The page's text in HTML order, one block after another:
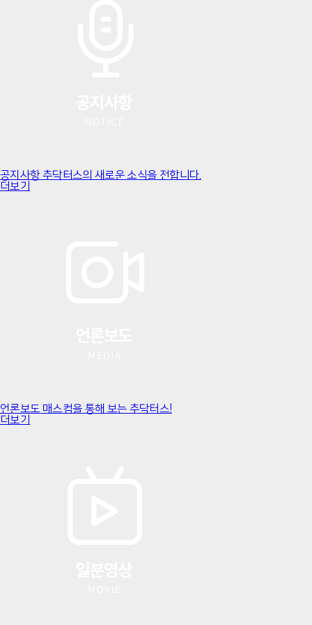
공지사항추닥터스의 새로운 소식을 전합니다.
더보기
언론보도 매스컴을 통해 보는 추닥터스!
더보기